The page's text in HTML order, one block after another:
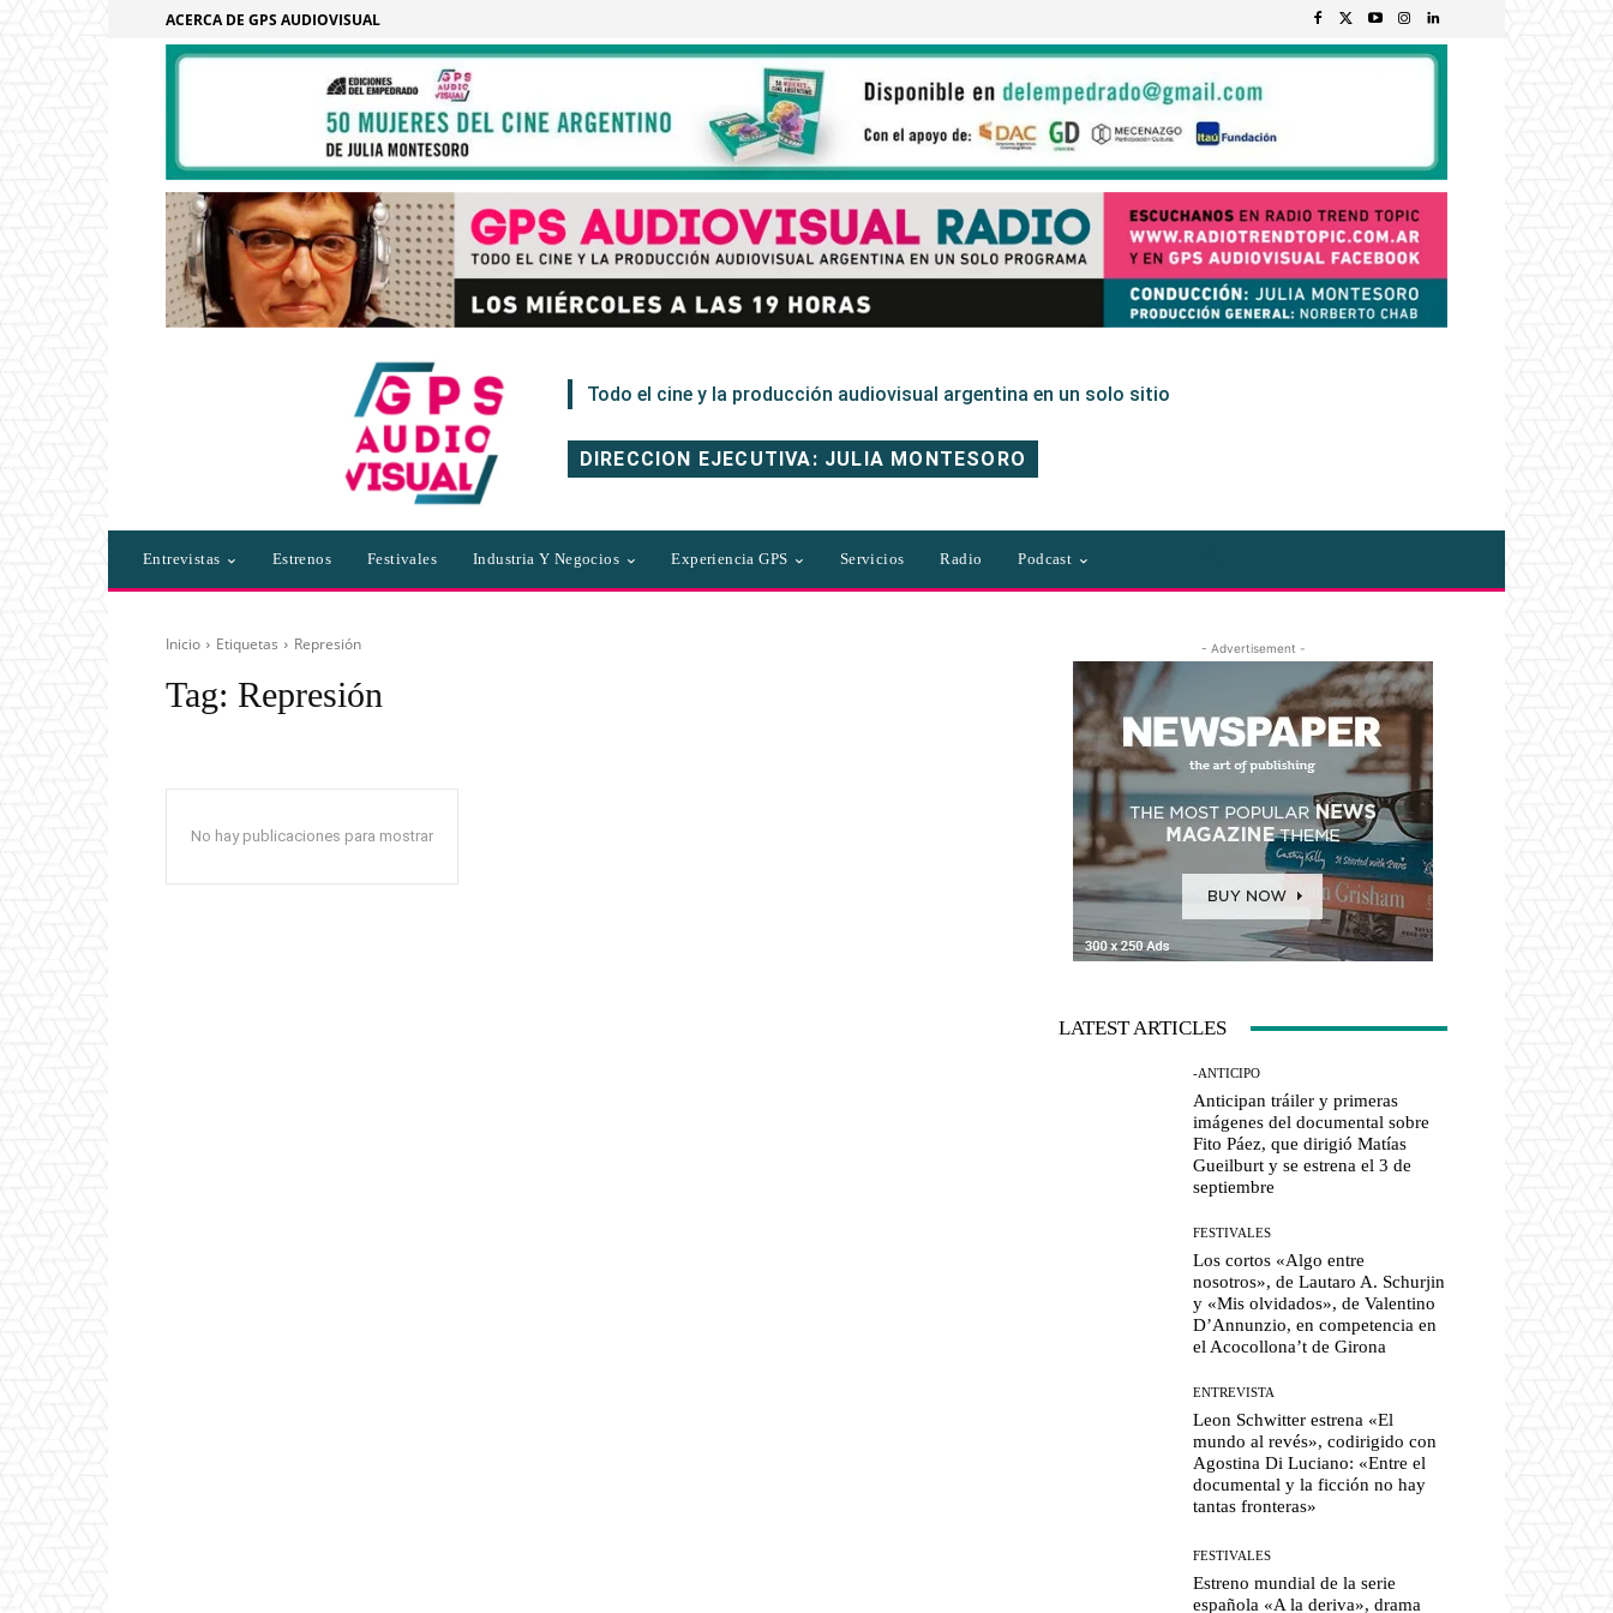
ACERCA DE GPS AUDIOVISUAL
Todo el cine y la producción audiovisual argentina en un solo sitio
DIRECCION EJECUTIVA: JULIA MONTESORO
Entrevistas Estrenos Festivales Industria Y Negocios Experiencia GPS Servicios Radio Podcast
Inicio Etiquetas Represión
Tag: Represión
No hay publicaciones para mostrar
- Advertisement -
LATEST ARTICLES
-ANTICIPO
Anticipan tráiler y primeras
imágenes del documental sobre
Fito Páez, que dirigió Matías
Gueilburt y se estrena el 3 de
septiembre
FESTIVALES
Los cortos «Algo entre
nosotros», de Lautaro A. Schurjin
y «Mis olvidados», de Valentino
D’Annunzio, en competencia en
el Acocollona’t de Girona
ENTREVISTA
Leon Schwitter estrena «El
mundo al revés», codirigido con
Agostina Di Luciano: «Entre el
documental y la ficción no hay
tantas fronteras»
FESTIVALES
Estreno mundial de la serie
española «A la deriva», drama